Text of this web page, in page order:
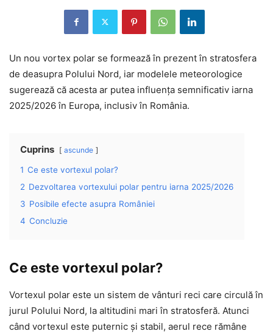
Un nou vortex polar se formează în prezent în stratosfera
de deasupra Polului Nord, iar modelele meteorologice
sugerează că acesta ar putea influența semnificativ iarna
2025/2026 în Europa, inclusiv în România.
Cuprins ascunde
1 Ce este vortexul polar?
2 Dezvoltarea vortexului polar pentru iarna 2025/2026
3 Posibile efecte asupra României
4 Concluzie
Ce este vortexul polar?
Vortexul polar este un sistem de vânturi reci care circulă în
jurul Polului Nord, la altitudini mari în stratosferă. Atunci
când vortexul este puternic și stabil, aerul rece rămâne